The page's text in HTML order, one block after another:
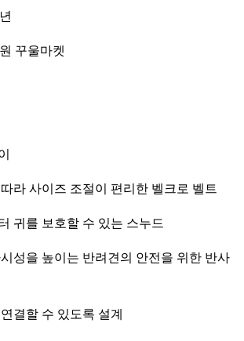
꾸울마켓
라 사이즈 조절이 편리한 벨크로 벨트
귀를 보호할 수 있는 스누드
성을 높이는 반려견의 안전을 위한 반사
결할 수 있도록 설계